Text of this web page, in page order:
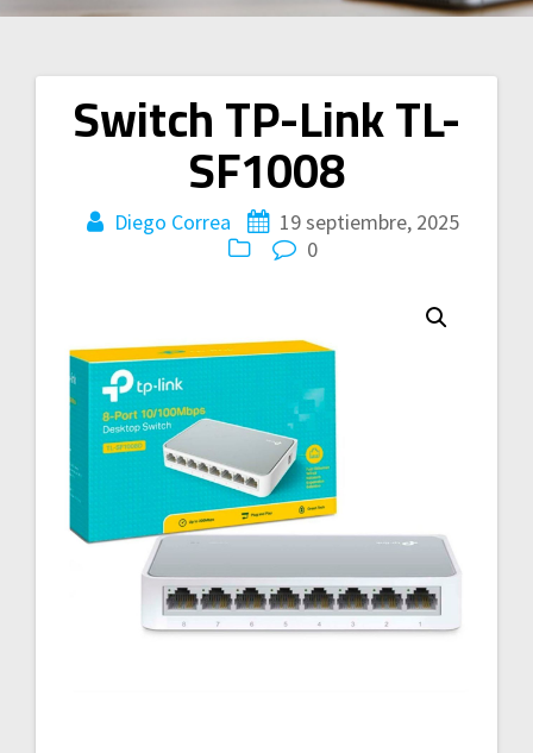
Switch TP-Link TL-
SF1008
Diego Correa
19 septiembre, 2025
0
Navegación
entradas